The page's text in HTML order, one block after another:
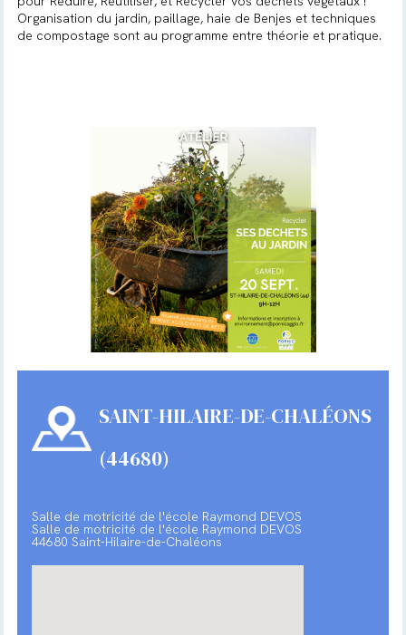
Organisation du jardin, paillage, haie de Benjes et techniques
de compostage sont au programme entre théorie et pratique.
SAINT-HILAIRE-DE-CHALÉONS
(44680)
Salle de motricité de l'école Raymond DEVOS
Salle de motricité de l'école Raymond DEVOS
44680 Saint-Hilaire-de-Chaléons